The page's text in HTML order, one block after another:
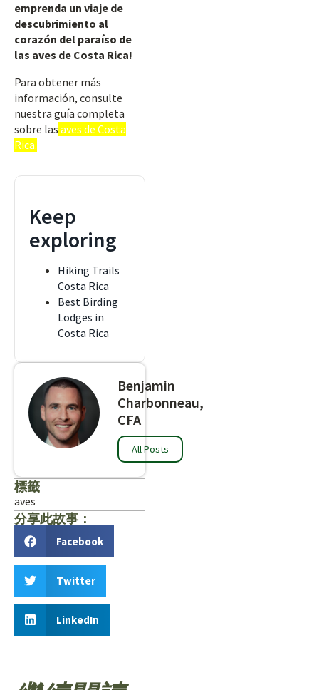
emprenda un viaje de
descubrimiento al
corazón del paraíso de
las aves de Costa Rica!
Para obtener más
información, consulte
nuestra guía completa
sobre las aves de Costa
Rica.
Keep
exploring
Hiking Trails
Costa Rica
Best Birding
Lodges in
Costa Rica
Benjamin
Charbonneau,
CFA
All Posts
標籤
aves
分享此故事：
Facebook
Twitter
LinkedIn